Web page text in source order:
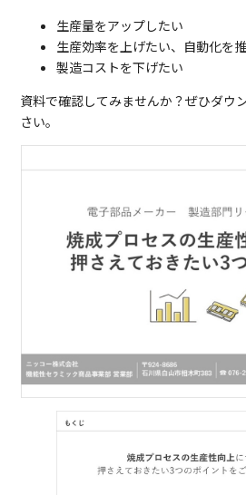
生産量をアップしたい
生産効率を上げたい、自動化を
製造コストを下げたい
資料で確認してみませんか？ぜひダウ
さい。